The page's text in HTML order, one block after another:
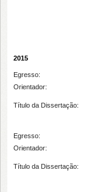
2015
Egresso:
Orientador:
Título da Dissertação:
Egresso:
Orientador:
Título da Dissertação: